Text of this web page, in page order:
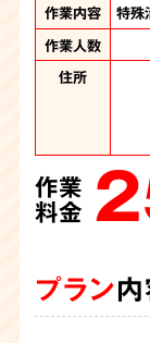
作業内容 特殊
作業人数
住所
作業
料金
プラン
作業内容 特殊
作業人数
住所
料金
物件の管理会社
作業内容 遺品
作業人数
住所
作業
料金
プラン
作業内容 特殊
作業人数
住所
作業
料金
プラン
作業内容 特殊
作業人数
住所
作業
料金
プラン
作業内容 特殊
作業人数
住所
作業
料金
プラン
作業内容 特殊
作業人数
住所
作業
料金
プラン
作業内容 特殊
作業人数
住所
作業
料金
プラン
作業内容
特殊
作業人数
作業
料金
プラン
作業内容 遺品
作業人数
住所
作業
料金
プラン